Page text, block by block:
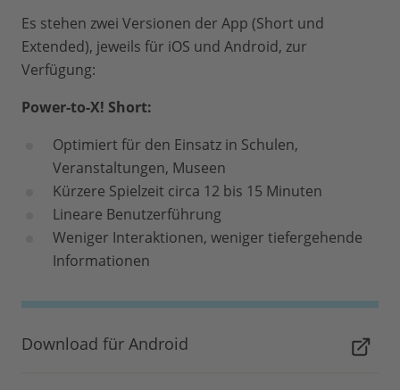
Es stehen zwei Versionen der App (Short und
Extended), jeweils für iOS und Android, zur
Verfügung:
Power-to-X! Short:
Optimiert für den Einsatz in Schulen,
Veranstaltungen, Museen
Kürzere Spielzeit circa 12 bis 15 Minuten
Lineare Benutzerführung
Weniger Interaktionen, weniger tiefergehende
Informationen
Download für Android